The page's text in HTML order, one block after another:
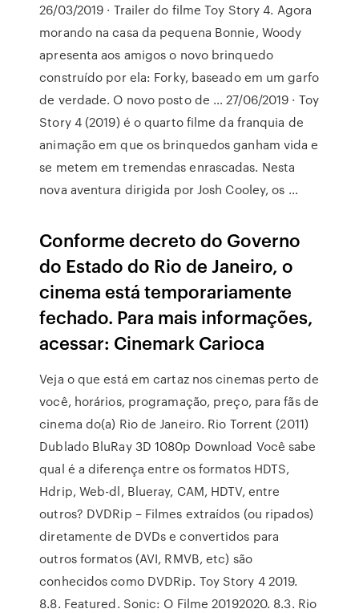
26/03/2019 · Trailer do filme Toy Story 4. Agora
morando na casa da pequena Bonnie, Woody
apresenta aos amigos o novo brinquedo
construído por ela: Forky, baseado em um garfo
de verdade. O novo posto de … 27/06/2019 · Toy
Story 4 (2019) é o quarto filme da franquia de
animação em que os brinquedos ganham vida e
se metem em tremendas enrascadas. Nesta
nova aventura dirigida por Josh Cooley, os …
Conforme decreto do Governo
do Estado do Rio de Janeiro, o
cinema está temporariamente
fechado. Para mais informações,
acessar: Cinemark Carioca
Veja o que está em cartaz nos cinemas perto de
você, horários, programação, preço, para fãs de
cinema do(a) Rio de Janeiro. Rio Torrent (2011)
Dublado BluRay 3D 1080p Download Você sabe
qual é a diferença entre os formatos HDTS,
Hdrip, Web-dl, Blueray, CAM, HDTV, entre
outros? DVDRip – Filmes extraídos (ou ripados)
diretamente de DVDs e convertidos para
outros formatos (AVI, RMVB, etc) são
conhecidos como DVDRip. Toy Story 4 2019.
8.8. Featured. Sonic: O Filme 20192020. 8.3. Rio